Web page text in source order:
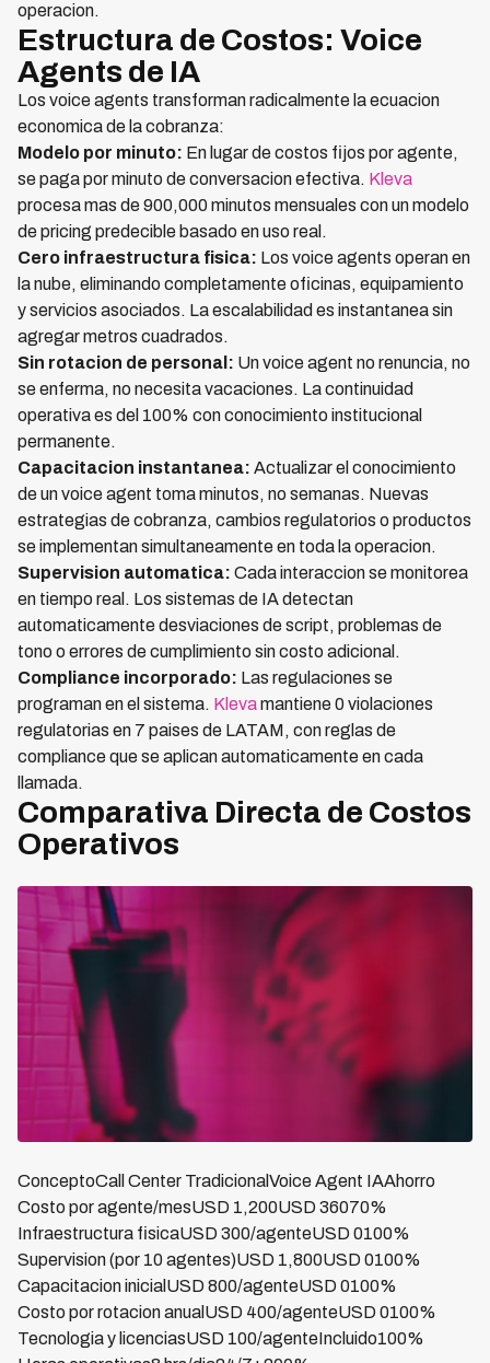
operacion.
Estructura de Costos: Voice
Agents de IA
Los voice agents transforman radicalmente la ecuacion
economica de la cobranza:
Modelo por minuto: En lugar de costos fijos por agente,
se paga por minuto de conversacion efectiva. Kleva
procesa mas de 900,000 minutos mensuales con un modelo
de pricing predecible basado en uso real.
Cero infraestructura fisica: Los voice agents operan en
la nube, eliminando completamente oficinas, equipamiento
y servicios asociados. La escalabilidad es instantanea sin
agregar metros cuadrados.
Sin rotacion de personal: Un voice agent no renuncia, no
se enferma, no necesita vacaciones. La continuidad
operativa es del 100% con conocimiento institucional
permanente.
Capacitacion instantanea: Actualizar el conocimiento
de un voice agent toma minutos, no semanas. Nuevas
estrategias de cobranza, cambios regulatorios o productos
se implementan simultaneamente en toda la operacion.
Supervision automatica: Cada interaccion se monitorea
en tiempo real. Los sistemas de IA detectan
automaticamente desviaciones de script, problemas de
tono o errores de cumplimiento sin costo adicional.
Compliance incorporado: Las regulaciones se
programan en el sistema. Klevamantiene 0 violaciones
regulatorias en 7 paises de LATAM, con reglas de
compliance que se aplican automaticamente en cada
llamada.
Comparativa Directa de Costos
Operativos
ConceptoCall Center TradicionalVoice Agent IAAhorro
Costo por agente/mesUSD 1,200USD 36070%
Infraestructura fisicaUSD 300/agenteUSD 0100%
Supervision (por 10 agentes)USD 1,800USD 0100%
Capacitacion inicialUSD 800/agenteUSD 0100%
Costo por rotacion anualUSD 400/agenteUSD 0100%
Tecnologia y licenciasUSD 100/agenteIncluido100%